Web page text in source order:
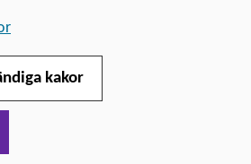
fönster
utbyte, utveckling
kakor